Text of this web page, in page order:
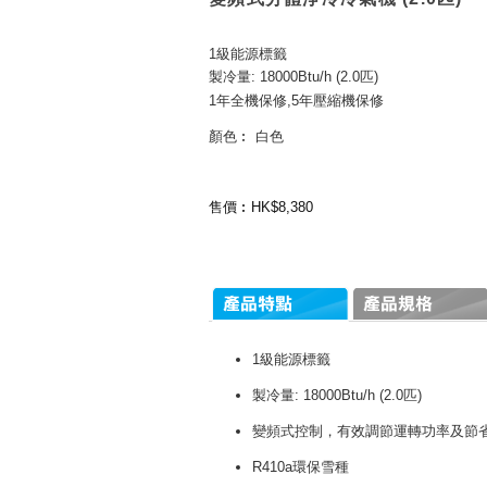
1級能源標籤
製冷量: 18000Btu/h (2.0匹)
1年全機保修,5年壓縮機保修
顏色︰ 白色
售價︰HK$8,380
1級能源標籤
製冷量: 18000Btu/h (2.0匹)
變頻式控制，有效調節運轉功率及節
R410a環保雪種